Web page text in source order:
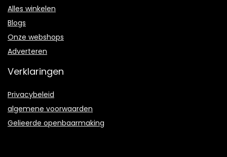
Alles winkelen
Blogs
Onze webshops
Adverteren
Verklaringen
Privacybeleid
algemene voorwaarden
Gelieerde openbaarmaking